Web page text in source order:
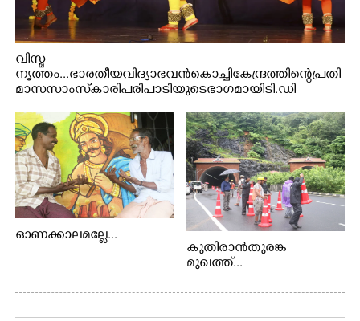
വിസ്മ
നൃത്തം...ഭാരതീയ വിദ്യാഭവൻ കൊച്ചി കേന്ദ്രത്തിന്റെ പ്രതി
മാസ സാംസ്കാരി പരിപാടിയുടെ ഭാഗമായി ടി.ഡി
റോഡിലെ ഭാരതീയ വിദ്യാഭവൻ സർദാർ പട്ടേൽ
സഭാഗൃഹത്തിൽ പ്രശസ്ത കഥക് നർത്തകി എം.
അക്ഷത അവതരിപ്പിച്ച ലയ നമൻ കഥകിൽ നിന്ന്
ഓണക്കാലമല്ലേ...
കുതിരാൻതുരങ്ക
മുഖത്ത്...